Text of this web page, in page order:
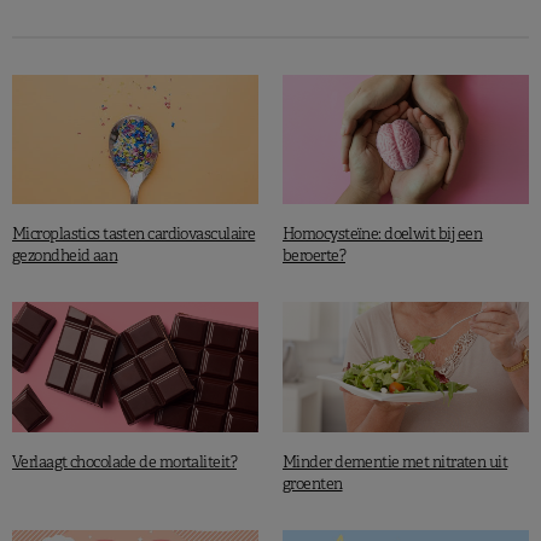
Meer leesvoer:Als het woord ‘vegetarisch’ leidt tot
Budhathoki S. et al., Jama Intern Med, November 2019.
Microplastics tasten cardiovasculaire
gezondheid aan
Homocysteïne: doelwit bij een
beroerte?
Verlaagt chocolade de mortaliteit?
Minder dementie met nitraten uit
groenten